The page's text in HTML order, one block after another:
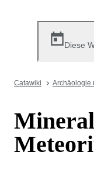
Diese
Catawiki Archäologie